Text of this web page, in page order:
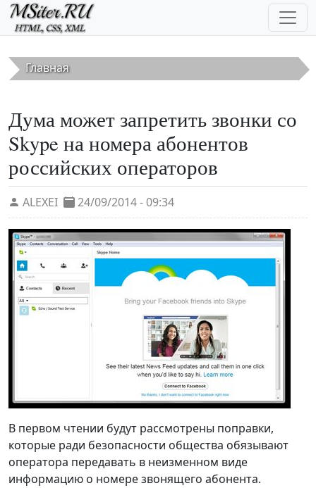
Перейти к основному содержанию
Главная
Дума может запретить звонки со
Skype на номера абонентов
российских операторов
ALEXEI 24/09/2014 - 09:34
В первом чтении будут рассмотрены поправки,
которые ради безопасности общества обязывают
оператора передавать в неизменном виде
информацию о номере звонящего абонента.